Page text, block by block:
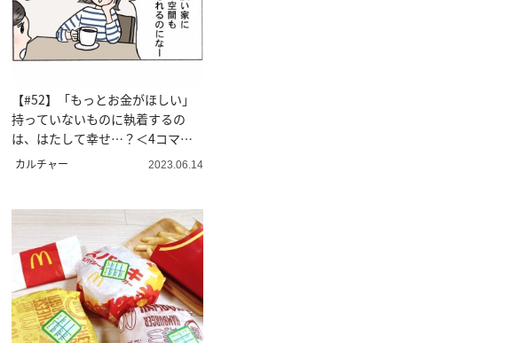
【#52】「もっとお金がほしい」
持っていないものに執着するの
は、はたして幸せ…？＜4コマ漫
画＞
カルチャー 2023.06.14